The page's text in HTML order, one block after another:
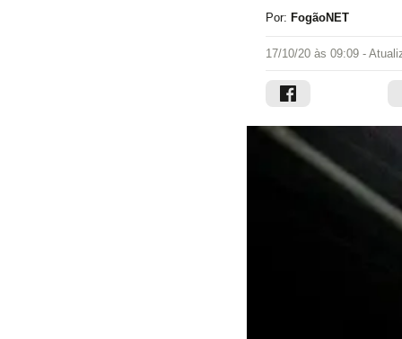
Por: FogãoNET
17/10/20 às 09:09 -